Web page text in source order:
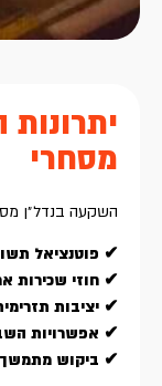
מסחרי
השקעה בנדל״ן
✔ פוטנציאל
✔ חוזי שכירות
✔ יציבות
✔ אפשרויות
✔ ביקוש מתמשך